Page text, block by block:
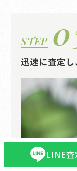
STEP
迅速に査定し
LINE査